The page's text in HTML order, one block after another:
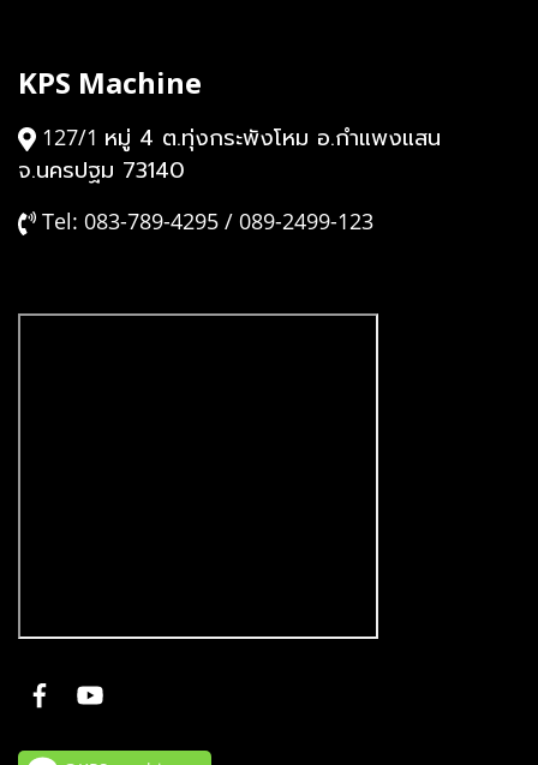
KPS Machine
127/1 หมู่ 4 ต.ทุ่งกระพังโหม อ.กำแพงแสน
จ.นครปฐม 73140
Tel: 083-789-4295 / 089-2499-123